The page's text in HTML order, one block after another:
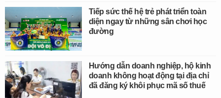
Tiếp sức thế hệ trẻ phát triển toàn
diện ngay từ những sân chơi học
đường
Hướng dẫn doanh nghiệp, hộ kinh
doanh không hoạt động tại địa chỉ
đã đăng ký khôi phục mã số thuế